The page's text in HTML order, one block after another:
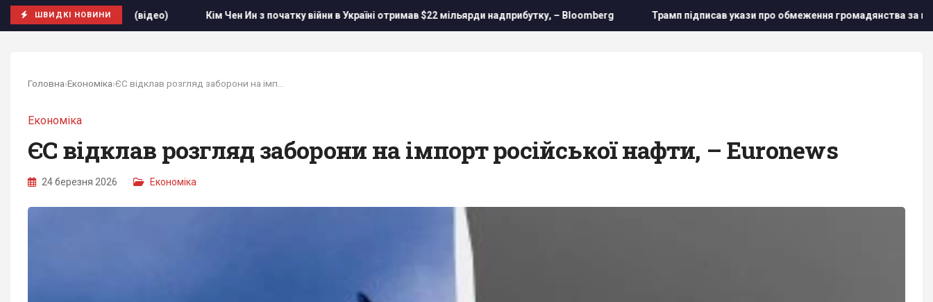
ШВИДКІ НОВИНИ
кордону (відео) Кім Чен Ин з початку війни в Україні отримав $22 мільярди надприбутку, – Bloomberg Трамп підписав укази про обмеження громадянства за правом
Головна›Економіка›
Економіка
ЄС відклав розгляд заборони на імпорт російської нафти, – Euronews
24 березня 2026 Економіка